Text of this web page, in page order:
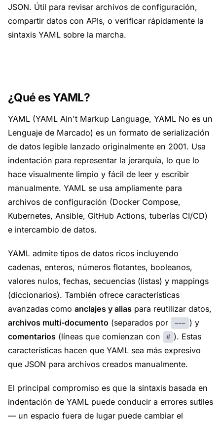
JSON. Útil para revisar archivos de configuración,
compartir datos con APIs, o verificar rápidamente la
sintaxis YAML sobre la marcha.
¿Qué es YAML?
YAML (YAML Ain't Markup Language, YAML No es un
Lenguaje de Marcado) es un formato de serialización
de datos legible lanzado originalmente en 2001. Usa
indentación para representar la jerarquía, lo que lo
hace visualmente limpio y fácil de leer y escribir
manualmente. YAML se usa ampliamente para
archivos de configuración (Docker Compose,
Kubernetes, Ansible, GitHub Actions, tuberías CI/CD)
e intercambio de datos.
YAML admite tipos de datos ricos incluyendo
cadenas, enteros, números flotantes, booleanos,
valores nulos, fechas, secuencias (listas) y mappings
(diccionarios). También ofrece características
avanzadas como anclajes y alias para reutilizar datos,
archivos multi-documento (separados por --- ) y
comentarios (líneas que comienzan con # ). Estas
características hacen que YAML sea más expresivo
que JSON para archivos creados manualmente.
El principal compromiso es que la sintaxis basada en
indentación de YAML puede conducir a errores sutiles
— un espacio fuera de lugar puede cambiar el